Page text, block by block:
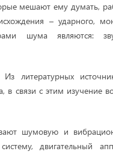
мешают ему думать,
– ударного,
шума являются:
Из литературных
в связи с этим
шумовую и
двигательный